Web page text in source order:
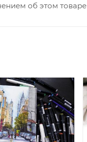
об этом товаре